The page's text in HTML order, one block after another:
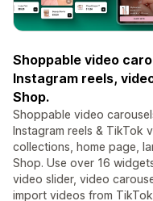
Shoppable video
Instagram reels,
Shop.
Shoppable video
Instagram reels &
collections, home page,
Shop. Use over 16
video slider, video
import videos from